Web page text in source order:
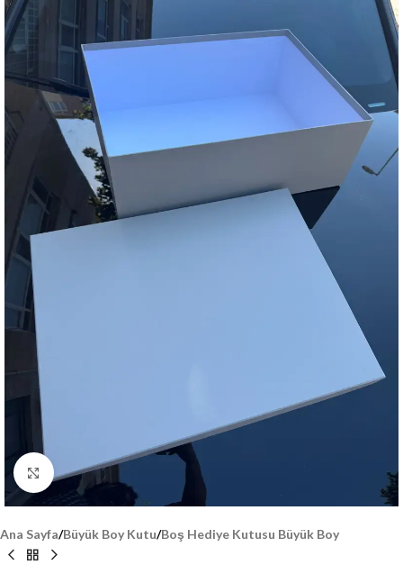
Click to enlarge
Ana Sayfa/Büyük Boy Kutu/Boş Hediye Kutusu Büyük Boy